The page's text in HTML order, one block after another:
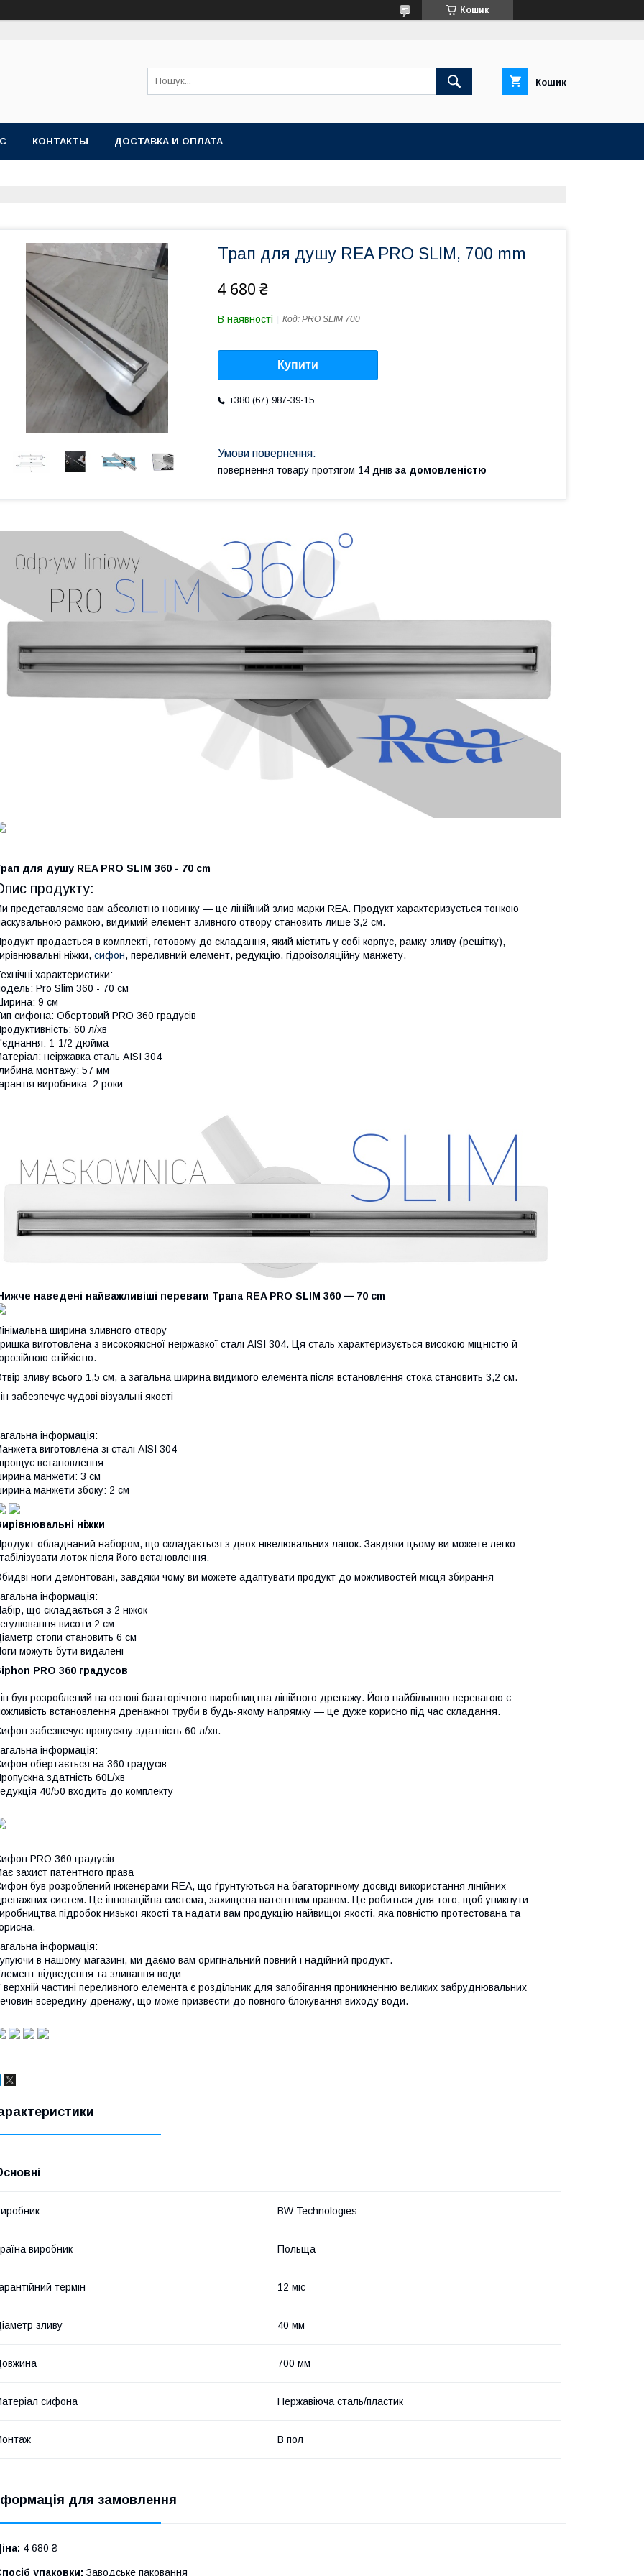
Кошик
Кошик
КОНТАКТЫ ДОСТАВКА И ОПЛАТА
Трап для душу REA PRO SLIM, 700 mm
4 680 ₴
В наявності Код: PRO SLIM 700
Купити
+380 (67) 987-39-15
повернення товару протягом 14 днів за домовленістю
для душу REA PRO SLIM 360 - 70 cm
продукту:
представляємо вам абсолютно новинку — це лінійний злив марки REA. Продукт характеризується тонкою
рамкою, видимий елемент зливного отвору становить лише 3,2 см.
продається в комплекті, готовому до складання, який містить у собі корпус, рамку зливу (решітку),
ніжки, сифон, переливний елемент, редукцію, гідроізоляційну манжету.
характеристики:
Pro Slim 360 - 70 см
9 см
сифона: Обертовий PRO 360 градусів
60 л/хв
1-1/2 дюйма
неіржавка сталь AISI 304
монтажу: 57 мм
виробника: 2 роки
наведені найважливіші переваги Трапа REA PRO SLIM 360 — 70 cm
ширина зливного отвору
виготовлена з високоякісної неіржавкої сталі AISI 304. Ця сталь характеризується високою міцністю й
стійкістю.
зливу всього 1,5 см, а загальна ширина видимого елемента після встановлення стока становить 3,2 см.
забезпечує чудові візуальні якості
інформація:
виготовлена зі сталі AISI 304
встановлення
манжети: 3 см
манжети збоку: 2 см
ніжки
обладнаний набором, що складається з двох нівелювальних лапок. Завдяки цьому ви можете легко
лоток після його встановлення.
ноги демонтовані, завдяки чому ви можете адаптувати продукт до можливостей місця збирання
інформація:
що складається з 2 ніжок
висоти 2 см
стопи становить 6 см
можуть бути видалені
PRO 360 градусов
був розроблений на основі багаторічного виробництва лінійного дренажу. Його найбільшою перевагою є
встановлення дренажної труби в будь-якому напрямку — це дуже корисно під час складання.
забезпечує пропускну здатність 60 л/хв.
інформація:
обертається на 360 градусів
здатність 60L/хв
40/50 входить до комплекту
PRO 360 градусів
захист патентного права
був розроблений інженерами REA, що ґрунтуються на багаторічному досвіді використання лінійних
систем. Це інноваційна система, захищена патентним правом. Це робиться для того, щоб уникнути
підробок низької якості та надати вам продукцію найвищої якості, яка повністю протестована та
інформація:
в нашому магазині, ми даємо вам оригінальний повний і надійний продукт.
відведення та зливання води
верхній частині переливного елемента є роздільник для запобігання проникненню великих забруднювальних
всередину дренажу, що може призвести до повного блокування виходу води.
BW Technologies
виробник Польща
термін 12 міс
зливу 40 мм
700 мм
сифона Нержавіюча сталь/пластик
В пол
для замовлення
4 680 ₴
упаковки: Заводське паковання